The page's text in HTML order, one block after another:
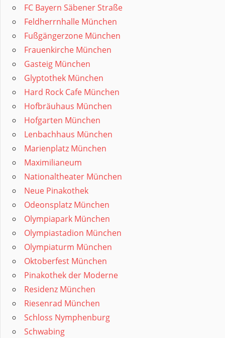
FC Bayern Säbener Straße
Feldherrnhalle München
Fußgängerzone München
Frauenkirche München
Gasteig München
Glyptothek München
Hard Rock Cafe München
Hofbräuhaus München
Hofgarten München
Lenbachhaus München
Marienplatz München
Maximilianeum
Nationaltheater München
Neue Pinakothek
Odeonsplatz München
Olympiapark München
Olympiastadion München
Olympiaturm München
Oktoberfest München
Pinakothek der Moderne
Residenz München
Riesenrad München
Schloss Nymphenburg
Schwabing